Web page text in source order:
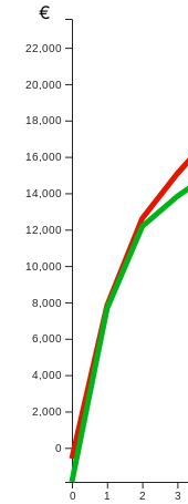
0 1 2 3
0
2,000
4,000
6,000
8,000
10,000
12,000
14,000
16,000
18,000
20,000
22,000
€